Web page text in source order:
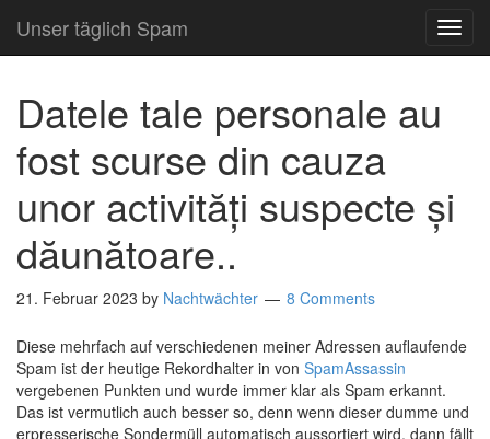
Unser täglich Spam
Datele tale personale au
fost scurse din cauza
unor activități suspecte și
dăunătoare..
21. Februar 2023 by Nachtwächter 8 Comments
Diese mehrfach auf verschiedenen meiner Adressen auflaufende
Spam ist der heutige Rekordhalter in von SpamAssassin
vergebenen Punkten und wurde immer klar als Spam erkannt.
Das ist vermutlich auch besser so, denn wenn dieser dumme und
erpresserische Sondermüll automatisch aussortiert wird, dann fällt